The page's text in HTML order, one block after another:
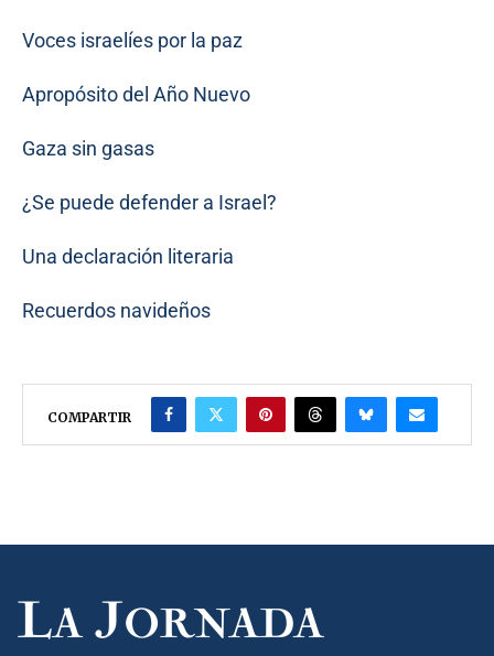
Voces israelíes por la paz
Apropósito del Año Nuevo
Gaza sin gasas
¿Se puede defender a Israel?
Una declaración literaria
Recuerdos navideños
COMPARTIR